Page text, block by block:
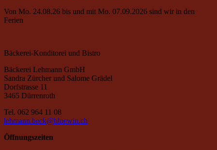
Von Mo. 24.08.26 bis und mit Mo. 07.09.2026 sind wir in den
Ferien
Bäckerei-Konditorei und Bistro
Bäckerei Lehmann GmbH
Sandra Zürcher und Salome Grädel
Dorfstrasse 11
3465 Dürrenroth
Tel. 062 964 11 08
lehmann.beck@bluewin.ch
Öffnungszeiten